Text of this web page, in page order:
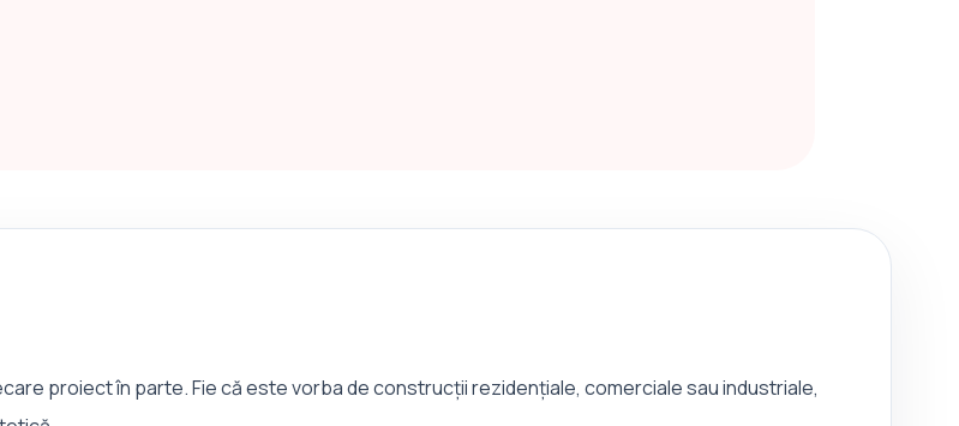
proiect în parte. Fie că este vorba de construcții rezidențiale, comerciale sau industriale,